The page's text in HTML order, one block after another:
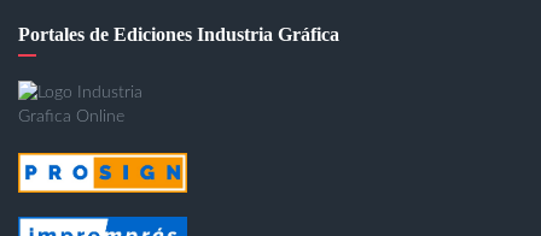
Portales de Ediciones Industria Gráfica